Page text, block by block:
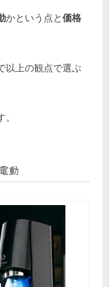
かという点と価格
以上の観点で選ぶ
動